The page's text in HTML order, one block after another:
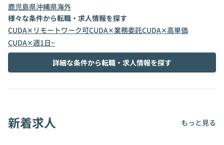
鹿児島県沖縄県海外
様々な条件から転職・求人情報を探す
CUDA✕リモートワーク可CUDA✕業務委託CUDA✕高単価
CUDA✕週1日~
詳細な条件から転職・求人情報を探す
新着求人 もっと見る